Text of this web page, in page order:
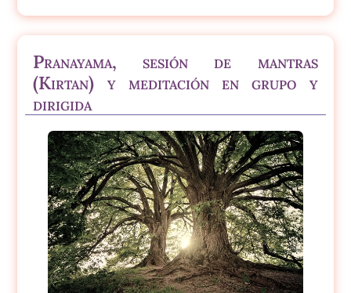
Pranayama, sesión de mantras
(Kirtan) y meditación en grupo y
dirigida